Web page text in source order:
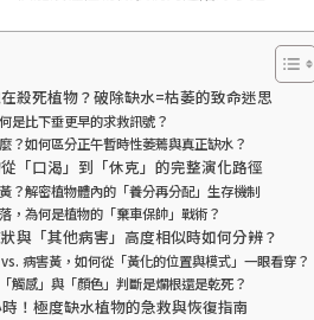
殺死植物？破除缺水=枯萎的致命迷思
是比下垂更早的求救訊號？
？如何區分正午暫時性萎蔫與真正缺水？
「口渴」到「休克」的完整演化路徑
？解密植物體內的「養分再分配」生存機制
，為何是植物的「棄車保帥」戰術？
與「其他病害」高度相似時如何分辨？
病害黃，如何從「黃化的位置與模式」一眼看穿？
觸感」與「顏色」判斷是爛根還是乾死？
！極度缺水植物的急救與恢復指南